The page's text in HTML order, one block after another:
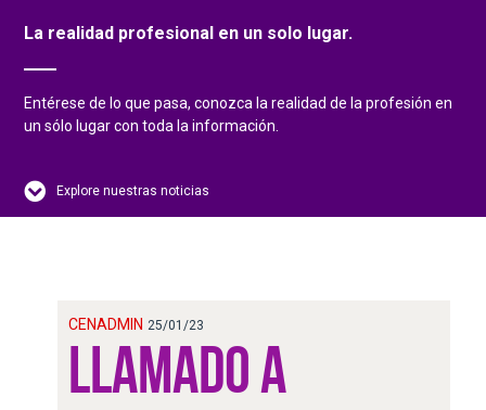
La realidad profesional en un solo lugar.
Entérese de lo que pasa, conozca la realidad de la profesión en
un sólo lugar con toda la información.
Explore nuestras noticias
CENADMIN 25/01/23
LLAMADO A